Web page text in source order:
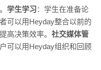
学生学习：学生在准备论
可以用Heyday整合以前的
高决策效率。 社交媒体管
可以用Heyday组织和回顾